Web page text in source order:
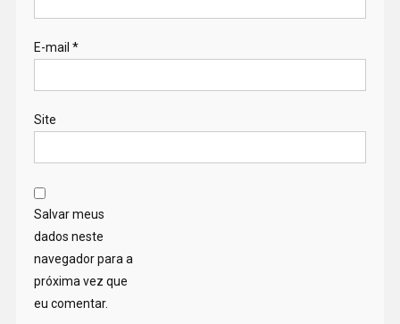
E-mail *
Site
Salvar meus
dados neste
navegador para a
próxima vez que
eu comentar.